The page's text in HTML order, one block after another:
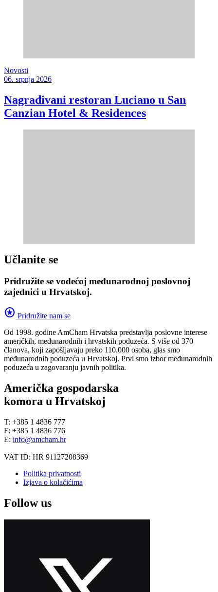
Novosti
06. srpnja 2026
Nagrađivani restoran Luciano u San
Canzian Hotel & Residences
Učlanite se
Pridružite se vodećoj međunarodnoj poslovnoj
zajednici u Hrvatskoj.
stars Pridružite nam se
Od 1998. godine AmCham Hrvatska predstavlja poslovne interese
američkih, međunarodnih i hrvatskih poduzeća. S više od 370
članova, koji zapošljavaju preko 110.000 osoba, glas smo
međunarodnih poduzeća u Hrvatskoj. Prvi smo izbor međunarodnih
poduzeća u zagovaranju javnih politika.
Američka gospodarska
komora u Hrvatskoj
T: +385 1 4836 777
F: +385 1 4836 776
E: info@amcham.hr
VAT ID: HR 91127208369
Politika privatnosti
Izjava o kolačićima
Follow us